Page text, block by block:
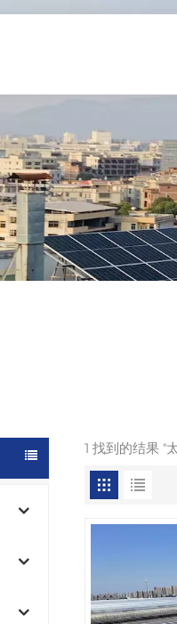
1 找到的结果 "